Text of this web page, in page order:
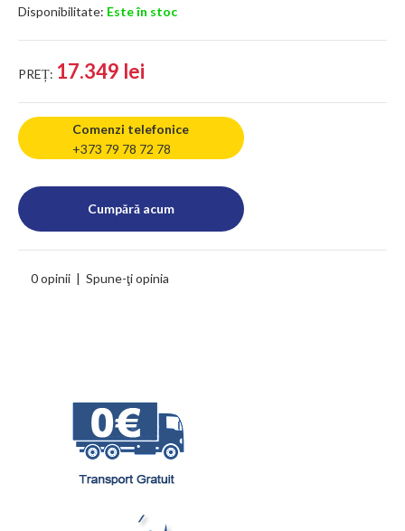
Disponibilitate: Este în stoc
PREȚ: 17.349 lei
Comenzi telefonice
+373 79 78 72 78
0 opinii | Spune-ţi opinia